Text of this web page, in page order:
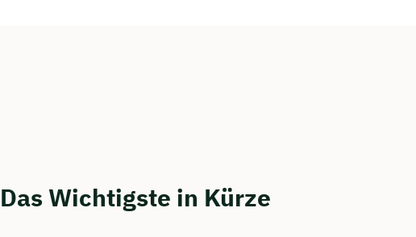
Das Wichtigste in Kürze